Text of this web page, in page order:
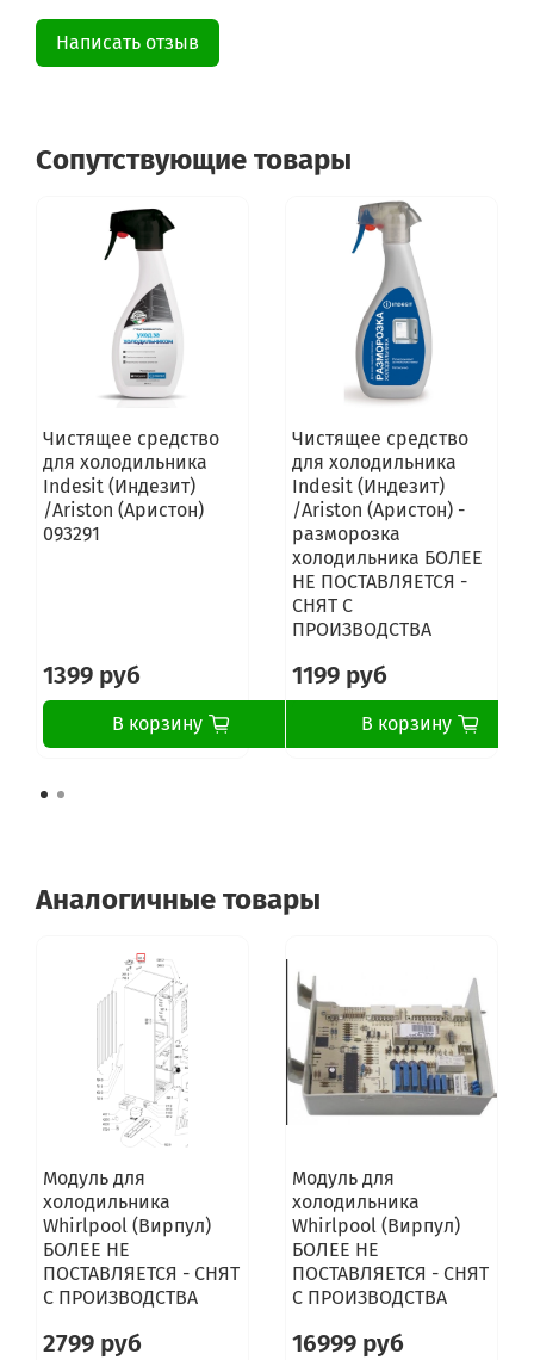
Написать отзыв
Сопутствующие товары
Чистящее средство
для холодильника
Indesit (Индезит)
/Ariston (Аристон)
093291
1399 руб
В корзину
Чистящее средство
для холодильника
Indesit (Индезит)
/Ariston (Аристон) -
разморозка
холодильника БОЛЕЕ
НЕ ПОСТАВЛЯЕТСЯ -
СНЯТ С
ПРОИЗВОДСТВА
1199 руб
В корзину
Аналогичные товары
Модуль для
холодильника
Whirlpool (Вирпул)
БОЛЕЕ НЕ
ПОСТАВЛЯЕТСЯ - СНЯТ
С ПРОИЗВОДСТВА
2799 руб
Модуль для
холодильника
Whirlpool (Вирпул)
БОЛЕЕ НЕ
ПОСТАВЛЯЕТСЯ - СНЯТ
С ПРОИЗВОДСТВА
16999 руб